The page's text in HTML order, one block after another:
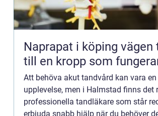
Naprapat i köping vägen tillbaka
till en kropp som
Att behöva akut tandvård kan vara
upplevelse, men i Halmstad finns det
professionella tandläkare som står
erbjuda snabb hjälp när du behöver